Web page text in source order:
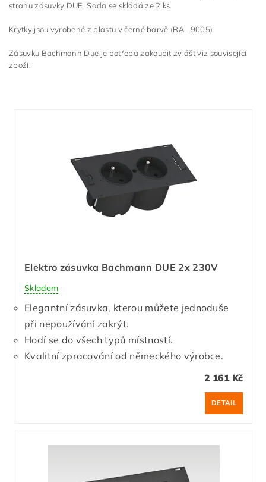
stranu zásuvky DUE. Sada se skládá ze 2 ks.
Krytky jsou vyrobené z plastu v černé barvě (RAL 9005)
Zásuvku Bachmann Due je potřeba zakoupit zvlášť viz související
zboží.
Elektro zásuvka Bachmann DUE 2x 230V
Skladem
Elegantní zásuvka, kterou můžete jednoduše
při nepoužívání zakrýt.
Hodí se do všech typů místností.
Kvalitní zpracování od německého výrobce.
2 161 Kč
DETAIL